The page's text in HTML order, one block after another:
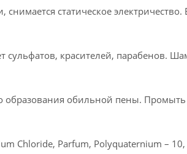
статическое электричество.
красителей, парабенов.
образования обильной пены. Промыть
Chloride, Parfum, Polyquaternium –